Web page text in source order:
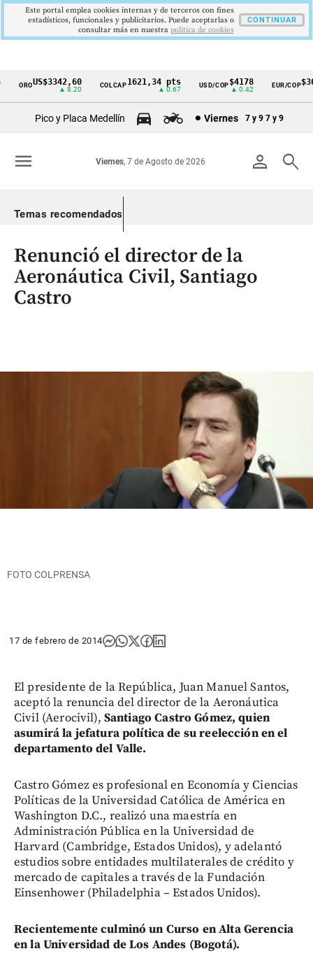
Cintillo
Colombia
OROUS$3342,60
▲ 8.20
COLCAP1621,34 pts
▲ 0.67
USD/COP$4178
▲ 0.42
EUR/COP
Pico y Placa Medellín Viernes 7 y 9 7 y 9
person search
Viernes, 7 de Agosto de 2026
menu
Temas recomendados
Renunció el director de la
Aeronáutica Civil, Santiago
Castro
FOTO COLPRENSA
17 de febrero de 2014
El presidente de la República, Juan Manuel Santos,
aceptó la renuncia del director de la Aeronáutica
Civil (Aerocivil), Santiago Castro Gómez, quien
asumirá la jefatura política de su reelección en el
departamento del Valle.
Castro Gómez es profesional en Economía y Ciencias
Políticas de la Universidad Católica de América en
Washington D.C., realizó una maestría en
Administración Pública en la Universidad de
Harvard (Cambridge, Estados Unidos), y adelantó
estudios sobre entidades multilaterales de crédito y
mercado de capitales a través de la Fundación
Einsenhower (Philadelphia – Estados Unidos).
Recientemente culminó un Curso en Alta Gerencia
en la Universidad de Los Andes (Bogotá).
Este portal emplea cookies internas y de terceros con fines
estadísticos, funcionales y publicitarios. Puede aceptarlas o
consultar más en nuestra politica de cookies
CONTINUAR